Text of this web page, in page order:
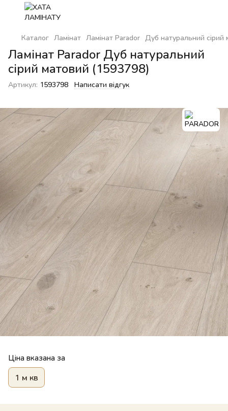
Каталог Ламінат Ламінат Parador Дуб натуральний сірий
Ламінат Parador Дуб натуральний
сірий матовий (1593798)
Артикул: 1593798 Написати відгук
Ціна вказана за
1 м кв